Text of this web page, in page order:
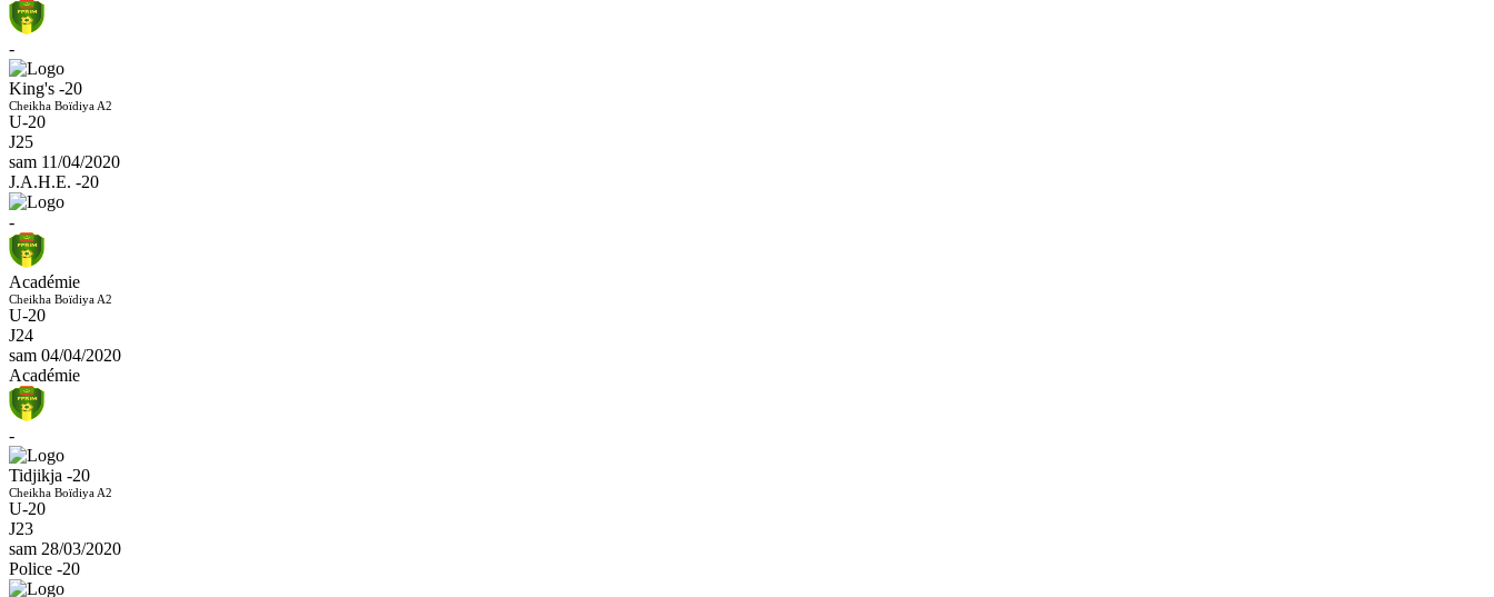
-
King's -20
Cheikha Boïdiya A2
U-20
J25
sam 11/04/2020
J.A.H.E. -20
-
Académie
Cheikha Boïdiya A2
U-20
J24
sam 04/04/2020
Académie
-
Tidjikja -20
Cheikha Boïdiya A2
U-20
J23
sam 28/03/2020
Police -20